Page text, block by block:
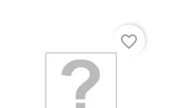
favorite_border